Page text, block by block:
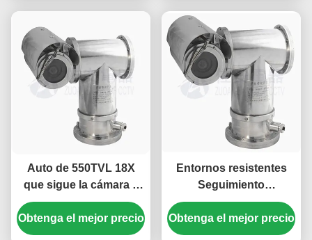
Auto de 550TVL 18X
que sigue la cámara a
prueba de explosiones
de PTZ para el área
peligrosa de la industria
Obtenga el mejor precio
Entornos resistentes
Seguimiento
automático cámara PTZ
a prueba de explosión
Obtenga el mejor precio